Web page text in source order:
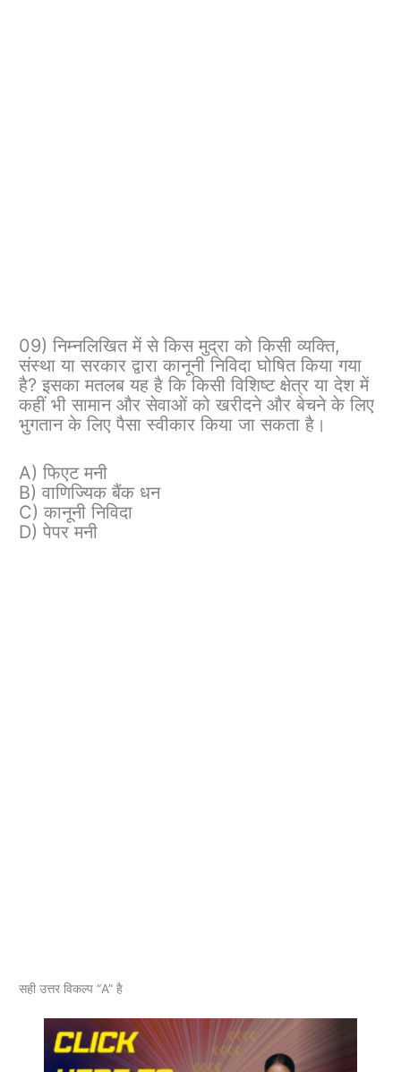
09) निम्नलिखित में से किस मुद्रा को किसी व्यक्ति,
संस्था या सरकार द्वारा कानूनी निविदा घोषित किया गया
है? इसका मतलब यह है कि किसी विशिष्ट क्षेत्र या देश में
कहीं भी सामान और सेवाओं को खरीदने और बेचने के लिए
भुगतान के लिए पैसा स्वीकार किया जा सकता है।
A) फिएट मनी
B) वाणिज्यिक बैंक धन
C) कानूनी निविदा
D) पेपर मनी
सही उत्तर विकल्प “A” है